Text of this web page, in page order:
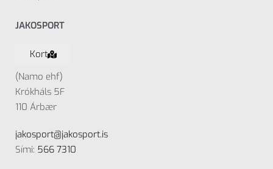
JAKOSPORT
Kort
(Namo ehf)
Krókháls 5F
110 Árbær
jakosport@jakosport.is
Sími: 566 7310